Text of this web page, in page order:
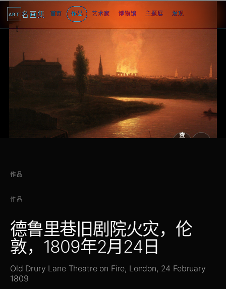
ART 名画集 首页 作品 艺术家 博物馆 主题展 发现
查
作品
作品
德鲁里巷旧剧院火灾，伦
敦，1809年2月24日
Old Drury Lane Theatre on Fire, London, 24 February
1809